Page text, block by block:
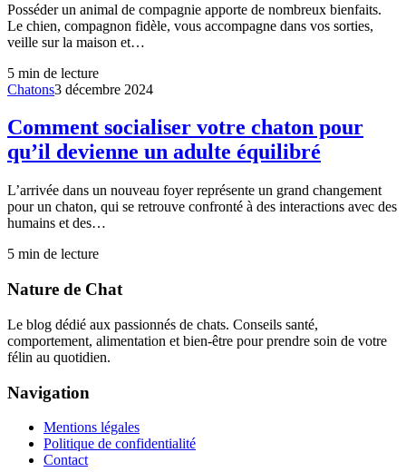
Posséder un animal de compagnie apporte de nombreux bienfaits.
Le chien, compagnon fidèle, vous accompagne dans vos sorties,
veille sur la maison et…
5 min de lecture
Chatons3 décembre 2024
Comment socialiser votre chaton pour
qu’il devienne un adulte équilibré
L’arrivée dans un nouveau foyer représente un grand changement
pour un chaton, qui se retrouve confronté à des interactions avec des
humains et des…
5 min de lecture
Nature de Chat
Le blog dédié aux passionnés de chats. Conseils santé,
comportement, alimentation et bien-être pour prendre soin de votre
félin au quotidien.
Navigation
Mentions légales
Politique de confidentialité
Contact